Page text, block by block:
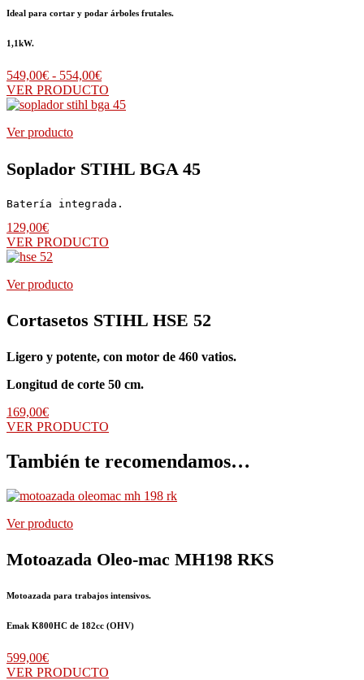
Ideal para cortar y podar árboles frutales.
1,1kW.
549,00€ - 554,00€Rango
de
precios:
554,00€
VER PRODUCTO
Ver producto
Soplador STIHL BGA 45
Batería integrada.
129,00€
VER PRODUCTO
Ver producto
Cortasetos STIHL HSE 52
Ligero y potente, con motor de 460 vatios.
Longitud de corte 50 cm.
169,00€
VER PRODUCTO
También te recomendamos…
Ver producto
Motoazada Oleo-mac MH198 RKS
Motoazada para trabajos intensivos.
Emak K800HC de 182cc (OHV)
599,00€
VER PRODUCTO